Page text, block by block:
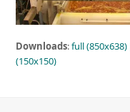
Downloads:full (850x638)
(150x150)